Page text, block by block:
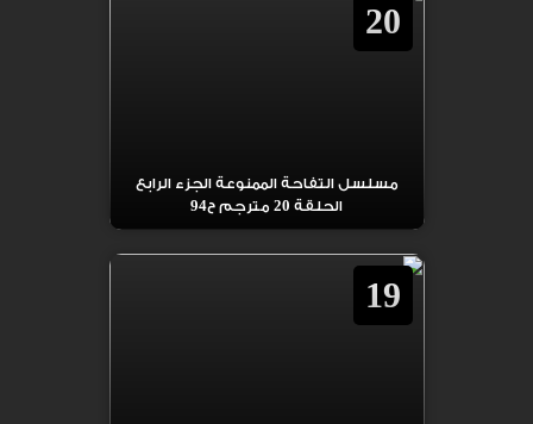
20
مسلسل التفاحة الممنوعة الجزء الرابع
الحلقة 20 مترجم ح94
19